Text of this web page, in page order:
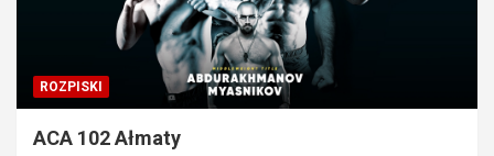
ROZPISKI
ACA 102 Ałmaty